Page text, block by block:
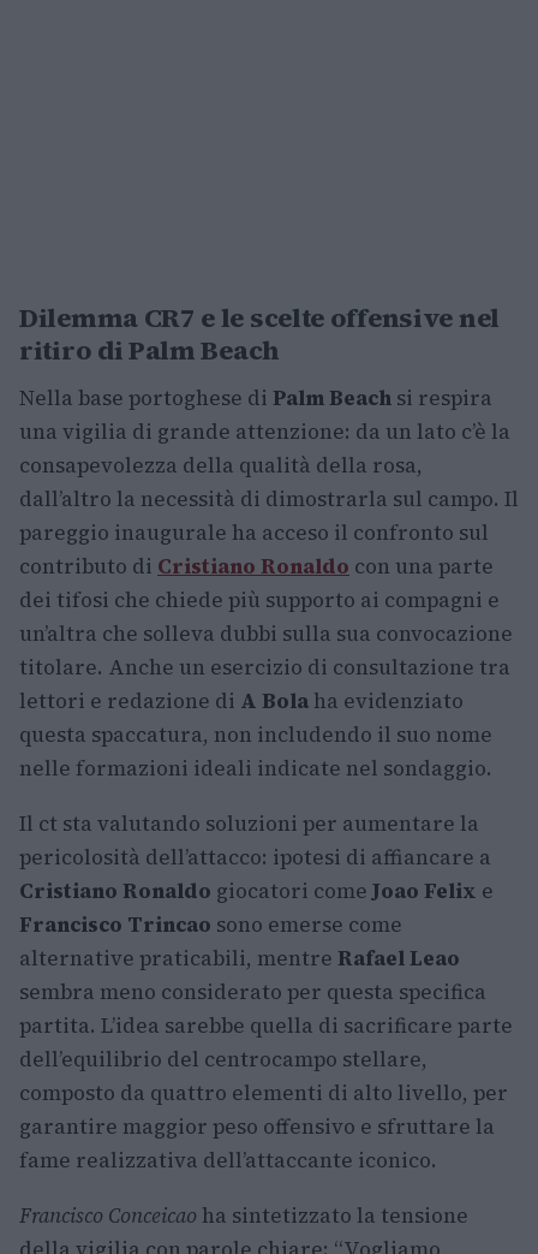
Dilemma CR7 e le scelte offensive nel
ritiro di Palm Beach
Nella base portoghese di Palm Beach si respira
una vigilia di grande attenzione: da un lato c’è la
consapevolezza della qualità della rosa,
dall’altro la necessità di dimostrarla sul campo. Il
pareggio inaugurale ha acceso il confronto sul
contributo di Cristiano Ronaldo con una parte
dei tifosi che chiede più supporto ai compagni e
un’altra che solleva dubbi sulla sua convocazione
titolare. Anche un esercizio di consultazione tra
lettori e redazione di A Bola ha evidenziato
questa spaccatura, non includendo il suo nome
nelle formazioni ideali indicate nel sondaggio.
Il ct sta valutando soluzioni per aumentare la
pericolosità dell’attacco: ipotesi di affiancare a
Cristiano Ronaldo giocatori comeJoao Felix e
Francisco Trincao sono emerse come
alternative praticabili, mentre Rafael Leao
sembra meno considerato per questa specifica
partita. L’idea sarebbe quella di sacrificare parte
dell’equilibrio del centrocampo stellare,
composto da quattro elementi di alto livello, per
garantire maggior peso offensivo e sfruttare la
fame realizzativa dell’attaccante iconico.
Francisco Conceicao ha sintetizzato la tensione